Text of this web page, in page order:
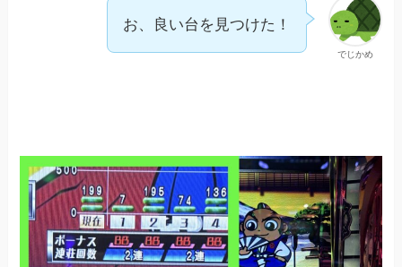
でじかめ
お、良い台を見つけた！